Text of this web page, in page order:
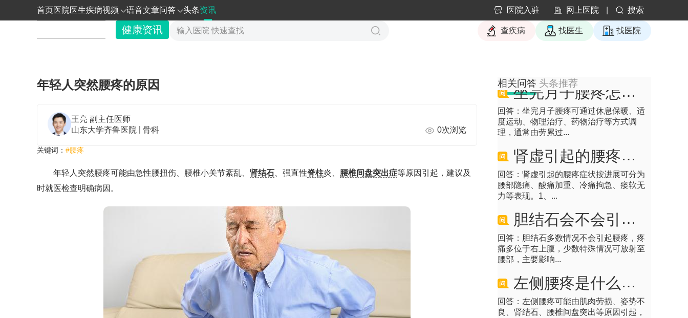
首页医院医生疾病视频 语音文章问答 头条资讯 医院入驻 网上医院 搜索
健康资讯 查疾病 找医生 找医院
年轻人突然腰疼的原因
王亮 副主任医师
山东大学齐鲁医院
骨科 0次浏览
关键词： #腰疼
年轻人突然腰疼可能由急性腰扭伤、腰椎小关节紊乱、 肾结石 、强直性脊柱炎、 腰椎间盘突出症等原因引起，建议及
时就医检查明确病因。
相关问答 头条推荐
左边的腰疼是怎么回事
回答：左侧腰疼可能由肌肉劳损、姿势不
坐完月子腰疼怎么调理
回答：坐完月子腰疼可通过休息保暖、适
度运动、物理治疗、药物治疗等方式调
理，通常由劳累过...
肾虚引起的腰疼有哪些症状
回答：肾虚引起的腰疼症状按进展可分为
腰部隐痛、酸痛加重、冷痛拘急、痿软无
力等表现。1、...
胆结石会不会引起腰疼
回答：胆结石多数情况不会引起腰疼，疼
痛多位于右上腹，少数特殊情况可放射至
腰部，主要影响...
左侧腰疼是什么原因引起的
回答：左侧腰疼可能由肌肉劳损、姿势不
良、肾结石、腰椎间盘突出等原因引起，
需结合具体症状...